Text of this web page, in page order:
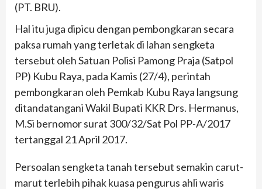
(PT. BRU).
Hal itu juga dipicu dengan pembongkaran secara
paksa rumah yang terletak di lahan sengketa
tersebut oleh Satuan Polisi Pamong Praja (Satpol
PP) Kubu Raya, pada Kamis (27/4), perintah
pembongkaran oleh Pemkab Kubu Raya langsung
ditandatangani Wakil Bupati KKR Drs. Hermanus,
M.Si bernomor surat 300/32/Sat Pol PP-A/2017
tertanggal 21 April 2017.
Persoalan sengketa tanah tersebut semakin carut-
marut terlebih pihak kuasa pengurus ahli waris